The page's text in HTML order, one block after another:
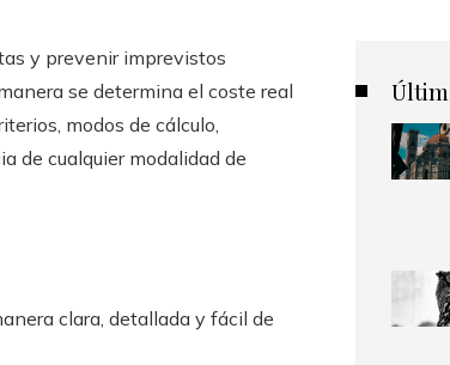
y prevenir imprevistos
se determina el coste real
modos de cálculo,
de cualquier modalidad de
clara, detallada y fácil de